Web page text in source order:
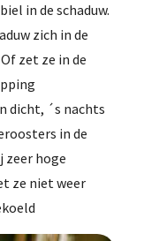
in de schaduw.
zich in de
zet ze in de
dicht, ´s nachts
in de
zeer hoge
ze niet weer